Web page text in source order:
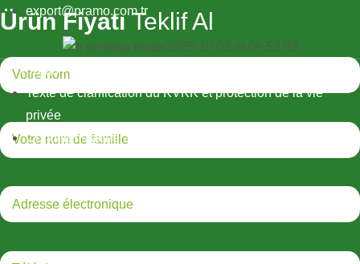
export@pramo.com.tr
Pramo Prefabricated Building Technologies (en anglais)
Texte de clarification du KVKK et protection de la vie
privée
Conditions générales d'utilisation
Ürün FiyatıTeklif Al